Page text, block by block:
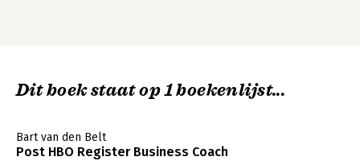
Dit boek staat op 1 boekenlijst...
Bart van den Belt
Post HBO Register Business Coach